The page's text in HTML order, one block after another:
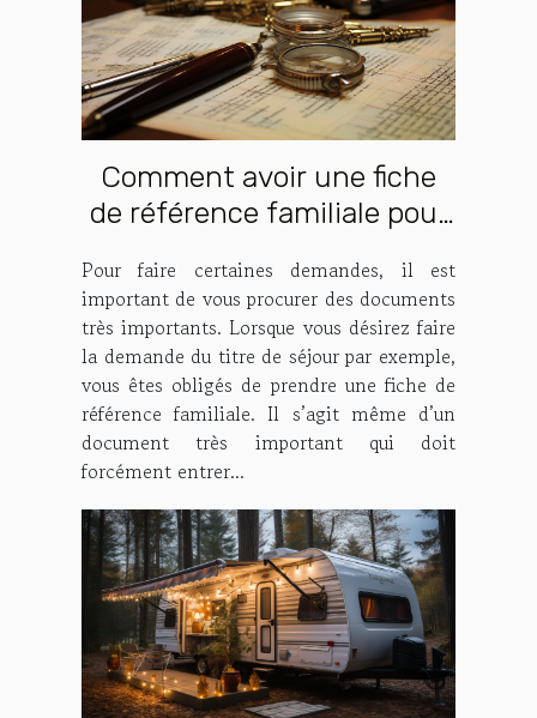
Comment avoir une fiche
de référence familiale pour
séjour ?
Pour faire certaines demandes, il est
important de vous procurer des documents
très importants. Lorsque vous désirez faire
la demande du titre de séjour par exemple,
vous êtes obligés de prendre une fiche de
référence familiale. Il s’agit même d’un
document très important qui doit
forcément entrer...